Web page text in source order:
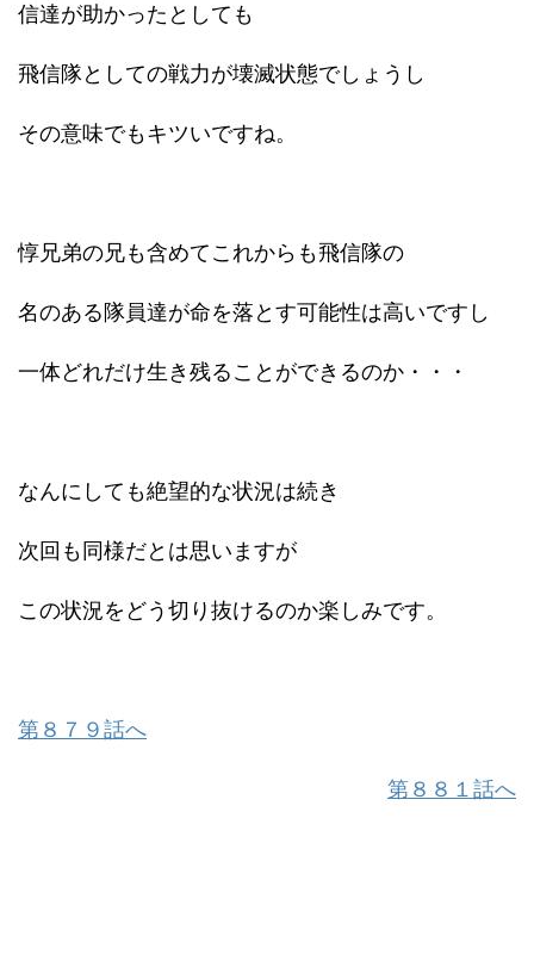
信達が助かったとしても
飛信隊としての戦力が壊滅状態でしょうし
その意味でもキツいですね。
惇兄弟の兄も含めてこれからも飛信隊の
名のある隊員達が命を落とす可能性は高いですし
一体どれだけ生き残ることができるのか・・・
なんにしても絶望的な状況は続き
次回も同様だとは思いますが
この状況をどう切り抜けるのか楽しみです。
第８７９話へ
第８８１話へ